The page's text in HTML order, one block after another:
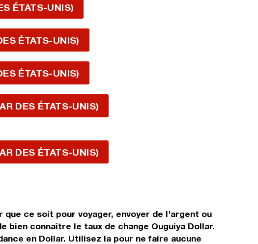
ÉTATS-UNIS)
ÉTATS-UNIS)
ÉTATS-UNIS)
DES ÉTATS-UNIS)
DES ÉTATS-UNIS)
que ce soit pour voyager, envoyer de l'argent ou
connaître le taux de change Ouguiya Dollar.
en Dollar. Utilisez la pour ne faire aucune